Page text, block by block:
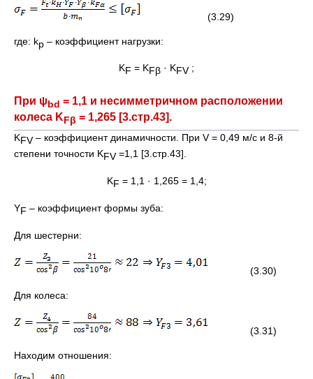
(3.29)
где: kp – коэффициент нагрузки:
KF = KFβ · KFV;
При ψbd = 1,1 и несимметричном расположении
колеса KFβ = 1,265 [3.стр.43].
KFV– коэффициент динамичности. При V = 0,49 м/с и 8-й
степени точности KFV=1,1 [3.стр.43].
KF = 1,1 · 1,265 = 1,4;
YF – коэффициент формы зуба:
Для шестерни:
(3.30)
Для колеса:
(3.31)
Находим отношения: